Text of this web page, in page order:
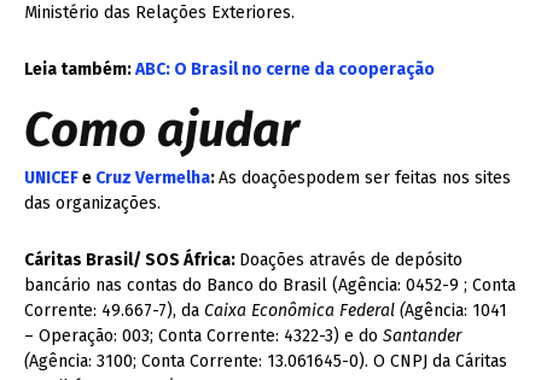
Ministério das Relações Exteriores.
Leia também:ABC: O Brasil no cerne da cooperação
Como ajudar
UNICEFe Cruz Vermelha:As doaçõespodem ser feitas nos sites
das organizações.
Cáritas Brasil/ SOS África: Doações através de depósito
bancário nas contas do Banco do Brasil (Agência: 0452-9 ; Conta
Corrente: 49.667-7), da Caixa Econômica Federal (Agência: 1041
– Operação: 003; Conta Corrente: 4322-3) e do Santander
(Agência: 3100; Conta Corrente: 13.061645-0). O CNPJ da Cáritas